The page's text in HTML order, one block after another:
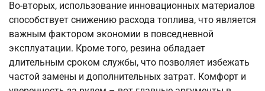
Во-вторых, использование инновационных материалов
способствует снижению расхода топлива, что является
важным фактором экономии в повседневной
эксплуатации. Кроме того, резина обладает
длительным сроком службы, что позволяет избежать
частой замены и дополнительных затрат. Комфорт и